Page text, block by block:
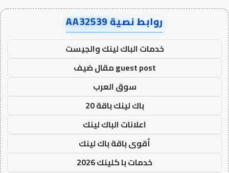
روابط نصية AA32539
خدمات الباك لينك والجيست
guest post مقال ضيف
سوق العرب
باك لينك باقة 20
اعلانات الباك لينك
أقوى باقة باك لينك
خدمات با كلينك 2026